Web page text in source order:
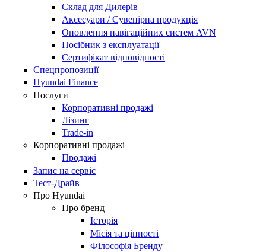
Склад для Дилерів
Аксесуари / Сувенірна продукція
Оновлення навігаційних систем AVN
Посібник з експлуатації
Сертифікат відповідності
Спецпропозиції
Hyundai Finance
Послуги
Корпоративні продажі
Лізинг
Trade-in
Корпоративні продажі
Продажі
Запис на сервіс
Тест-Драйв
Про Hyundai
Про бренд
Історія
Місія та цінності
Філософія Бренду